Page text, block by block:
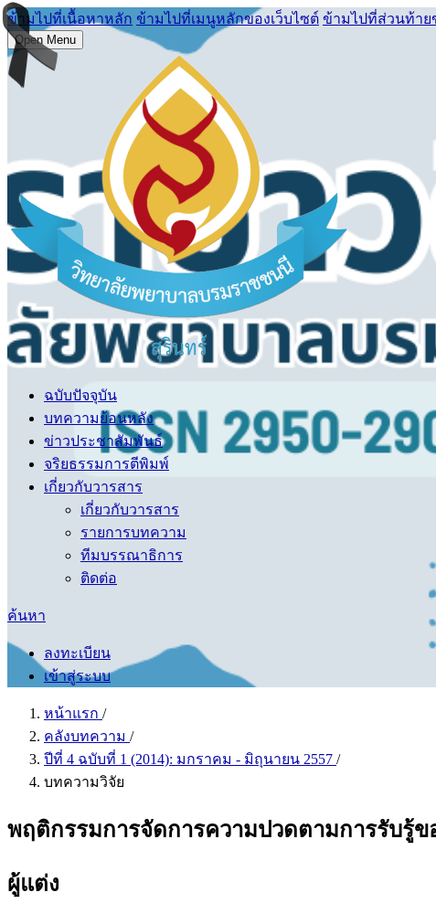
ข้ามไปที่เนื้อหาหลัก ข้ามไปที่เมนูหลักของเว็บไซต์ ข้ามไปที่ส่วนท้าย
Open Menu
ฉบับปัจจุบัน
บทความย้อนหลัง
ข่าวประชาสัมพันธ์
จริยธรรมการตีพิมพ์
เกี่ยวกับวารสาร
เกี่ยวกับวารสาร
รายการบทความ
ทีมบรรณาธิการ
ติดต่อ
ค้นหา
ลงทะเบียน
เข้าสู่ระบบ
หน้าแรก /
คลังบทความ /
ปีที่ 4 ฉบับที่ 1 (2014): มกราคม - มิถุนายน 2557 /
บทความวิจัย
พฤติกรรมการจัดการความปวดตามการรับรู้ข
ผู้แต่ง